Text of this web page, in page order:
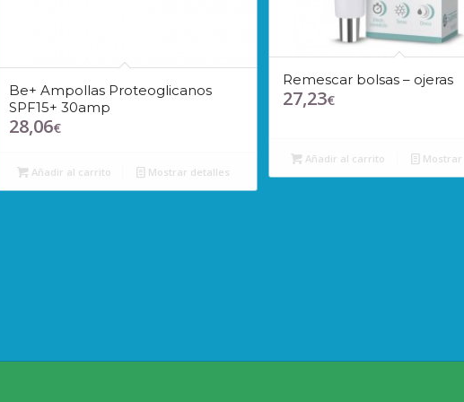
Be+ Ampollas Proteoglicanos
SPF15+ 30amp
28,06€
Añadir al carrito Mostrar detalles
Remescar bolsas – ojeras
27,23€
Añadir al carrito